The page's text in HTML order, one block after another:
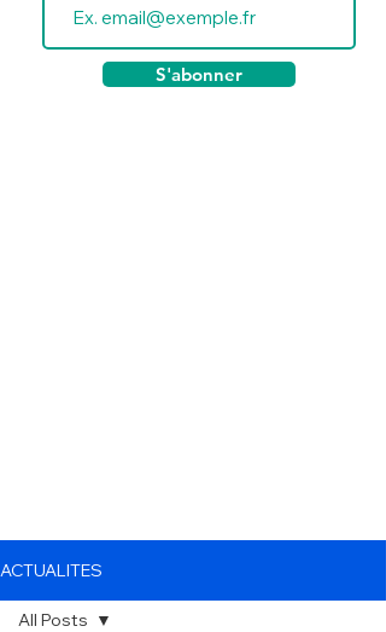
S'abonner
ACTUALITES
All Posts